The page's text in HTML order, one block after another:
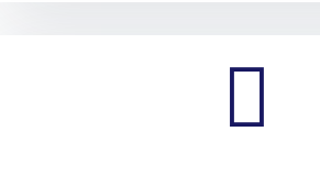
